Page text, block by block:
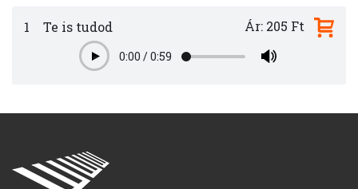
1 Te is tudod
Play0:00 /0:59
Ár: 205 Ft